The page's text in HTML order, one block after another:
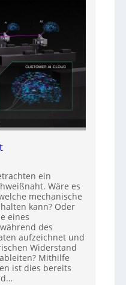
ein
Wäre es
mechanische
kann? Oder
eines
des
aufzeichnet und
Widerstand
Mithilfe
ist dies bereits